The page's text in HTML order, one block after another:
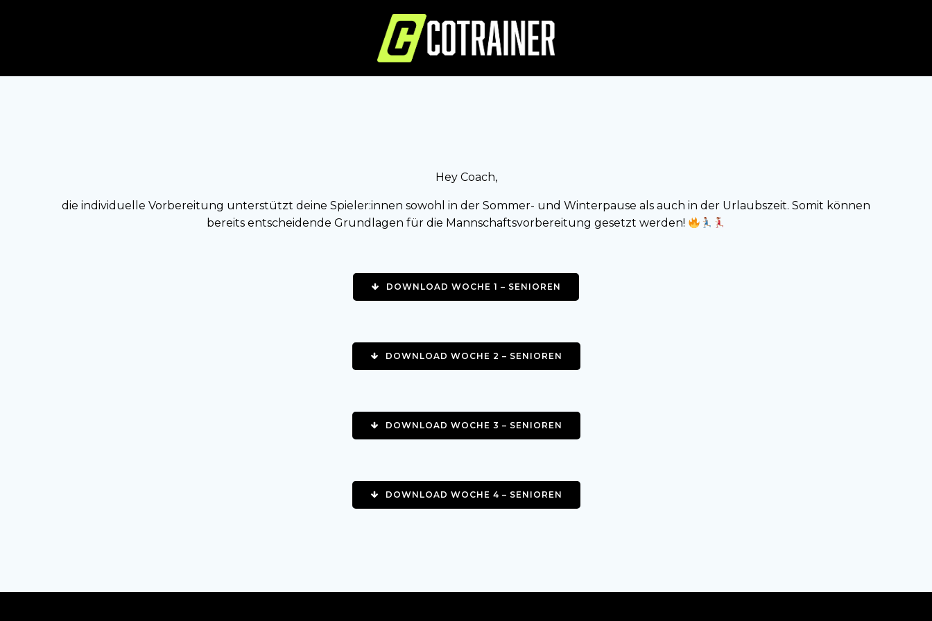
Hey Coach,
die individuelle Vorbereitung unterstützt deine Spieler:innen sowohl in der Sommer- und Winterpause als auch in der Urlaubszeit. Somit können
bereits entscheidende Grundlagen für die Mannschaftsvorbereitung gesetzt werden!
DOWNLOAD WOCHE 1 – SENIOREN
DOWNLOAD WOCHE 2 – SENIOREN
DOWNLOAD WOCHE 3 – SENIOREN
DOWNLOAD WOCHE 4 – SENIOREN